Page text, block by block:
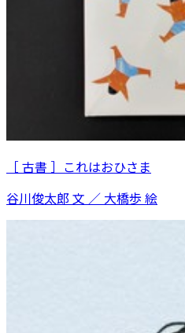
［ 古書 ］これはおひさま
谷川俊太郎 文 ／ 大橋歩 絵